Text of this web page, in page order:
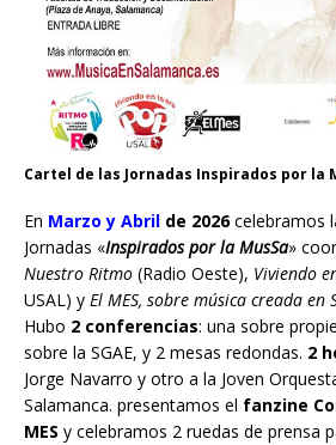
Cartel de las Jornadas Inspirados por la
En Marzo y Abril de 2026celebramos
Jornadas «Inspirados por la MusSa»
Nuestro Ritmo (Radio Oeste), Viviendo
USAL) y El MES, sobre música creada en
Hubo 2 conferencias: una sobre
sobre la SGAE, y 2 mesas redondas. 2
Jorge Navarro y otro a la Joven
Salamanca. presentamos el fanzine
MES y celebramos 2 ruedas de prensa